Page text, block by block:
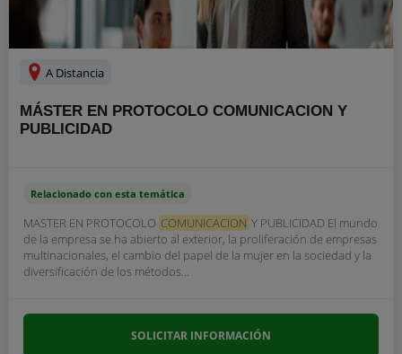
A Distancia
MÁSTER EN PROTOCOLO COMUNICACION Y
PUBLICIDAD
Relacionado con esta temática
MASTER EN PROTOCOLO COMUNICACION Y PUBLICIDAD El mundo
de la empresa se ha abierto al exterior, la proliferación de empresas
multinacionales, el cambio del papel de la mujer en la sociedad y la
diversificación de los métodos...
SOLICITAR INFORMACIÓN